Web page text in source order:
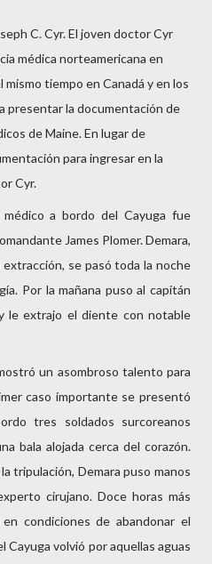
C. Cyr. El joven doctor Cyr
médica norteamericana en
tiempo en Canadá y en los
presentar la documentación de
de Maine. En lugar de
para ingresar en la
Cyr.
a bordo del Cayuga fue
James Plomer. Demara,
extracción, se pasó toda la noche
Por la mañana puso al capitán
le extrajo el diente con notable
un asombroso talento para
caso importante se presentó
tres soldados surcoreanos
bala alojada cerca del corazón.
tripulación, Demara puso manos
cirujano. Doce horas más
condiciones de abandonar el
Cayuga volvió por aquellas aguas